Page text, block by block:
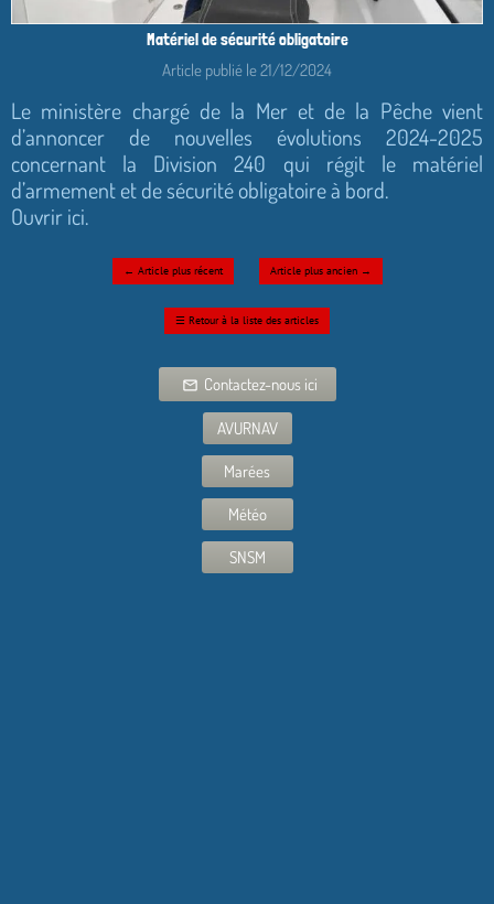
Matériel de sécurité obligatoire
Article publié le 21/12/2024
Le ministère chargé de la Mer et de la Pêche vient
d’annoncer de nouvelles évolutions 2024-2025
concernant la Division 240 qui régit le matériel
d’armement et de sécurité obligatoire à bord.
Ouvrir ici.
← Article plus récent Article plus ancien→
☰ Retour à la liste des articles
mail_outline Contactez-nous ici
AVURNAV
Marées
Météo
SNSM